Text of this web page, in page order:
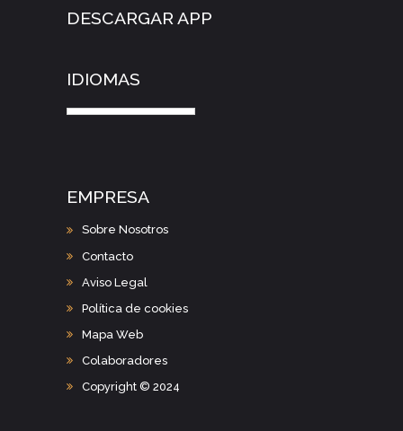
DESCARGAR APP
IDIOMAS
EMPRESA
Sobre Nosotros
Contacto
Aviso Legal
Política de cookies
Mapa Web
Colaboradores
Copyright © 2024